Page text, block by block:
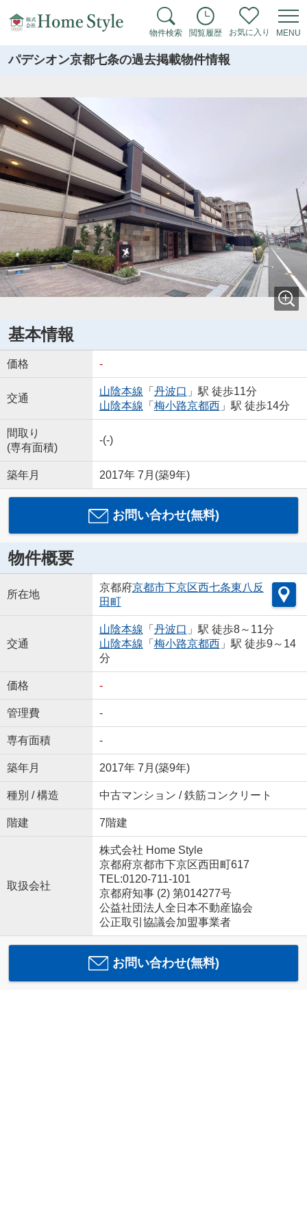
物件検索 閲覧履歴 お気に入り MENU
パデシオン京都七条の過去掲載物件情報
基本情報
価格 -
交通
山陰本線 「 丹波口 」駅 徒歩11分
山陰本線 「 梅小路京都西」駅 徒歩14分
間取り
(専有面積)
-(-)
築年月 2017年 7月(築9年)
お問い合わせ(無料)
物件概要
所在地
京都府京都市下京区西七条東八反
田町
交通
山陰本線 「 丹波口 」駅 徒歩8～11分
山陰本線 「 梅小路京都西」駅 徒歩9～14
分
価格 -
管理費 -
専有面積 -
築年月 2017年 7月(築9年)
種別 / 構造 中古マンション / 鉄筋コンクリート
階建 7階建
取扱会社
株式会社 Home Style
京都府京都市下京区西田町617
TEL:0120-711-101
京都府知事 (2) 第014277号
公益社団法人全日本不動産協会
公正取引協議会加盟事業者
お問い合わせ(無料)